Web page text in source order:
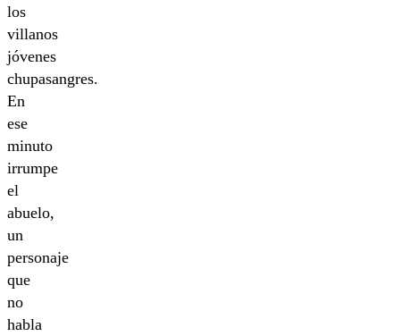
los
villanos
jóvenes
chupasangres.
En
ese
minuto
irrumpe
el
abuelo,
un
personaje
que
no
habla